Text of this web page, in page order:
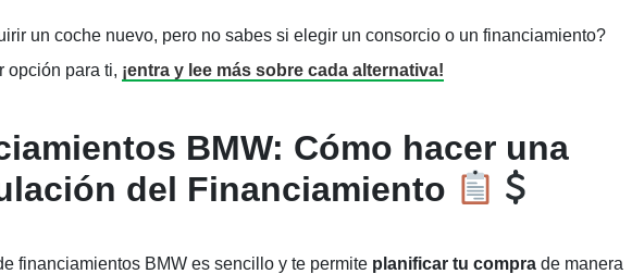
un coche nuevo, pero no sabes si elegir un consorcio o un financiamiento?
opción para ti, ¡entra y lee más sobre cada alternativa!
BMW: Cómo hacer una
del Financiamiento
financiamientos BMW es sencillo y te permite planificar tu compra de manera